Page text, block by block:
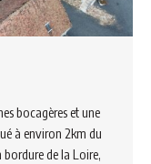
bocagères et une
à environ 2km du
de la Loire,